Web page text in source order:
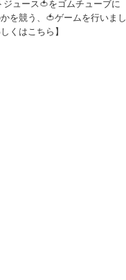
ュース🍅をゴムチューブに
を競う、🍅ゲームを行いまし
くはこちら】